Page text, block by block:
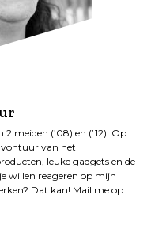
meiden (’08) en (’12). Op
van het
leuke gadgets en de
willen reageren op mijn
Dat kan! Mail me op